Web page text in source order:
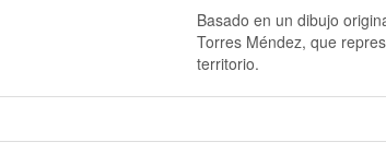
Basado en un dibujo
Torres Méndez, que
territorio.